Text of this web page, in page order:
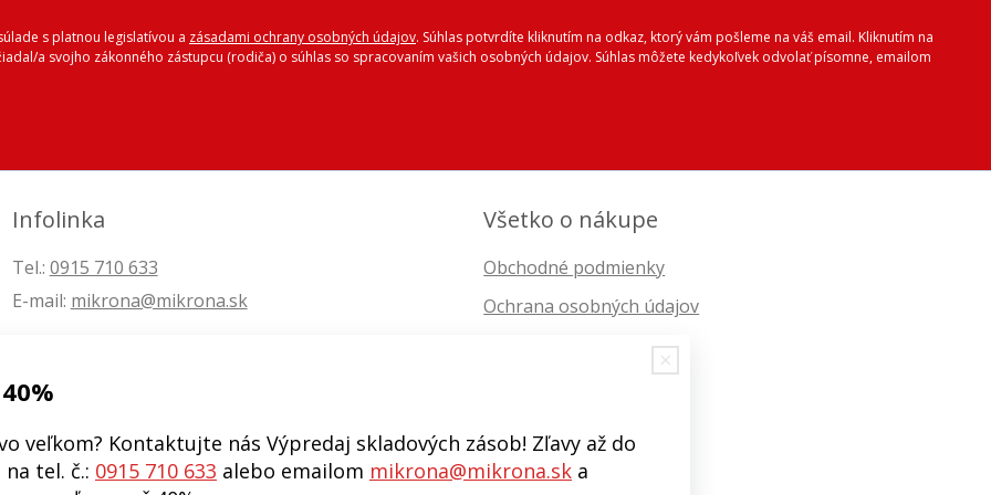
s platnou legislatívou a zásadami ochrany osobných údajov. Súhlas potvrdíte kliknutím na odkaz, ktorý vám pošleme na váš email. Kliknutím na
a svojho zákonného zástupcu (rodiča) o súhlas so spracovaním vašich osobných údajov. Súhlas môžete kedykoľvek odvolať písomne, emailom
Infolinka
Tel.: 0915 710 633
E-mail: mikrona@mikrona.sk
Všetko o nákupe
Obchodné podmienky
Ochrana osobných údajov
veľkom? Kontaktujte nás Výpredaj skladových zásob! Zľavy až do
tel. č.: 0915 710 633 alebo emailom mikrona@mikrona.sk a